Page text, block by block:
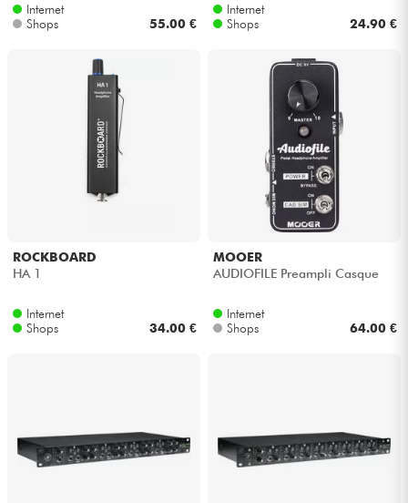
Kabel & Zubehöre
HiFi
Bundle
Sehen Sie sich unsere Marken an
Internet
Shops
55.00 €
Internet
Shops
24.90 €
ROCKBOARD
HA 1
Internet
Shops
34.00 €
MOOER
AUDIOFILE Preampli Casque
Internet
Shops
64.00 €